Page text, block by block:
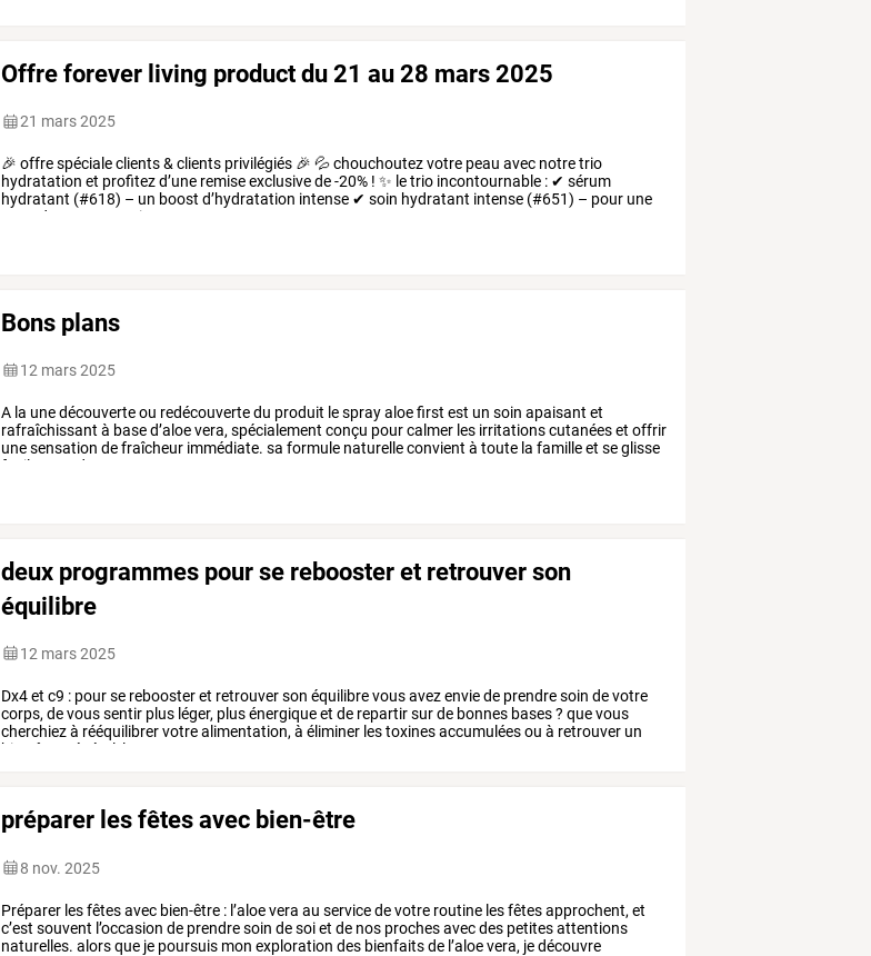
Offre forever living product du 21 au 28 mars 2025
21 mars 2025
🎉 offrespécialeclients& clients privilégiés 🎉 💦chouchoutezvotre peau avec notretrio
hydratation et profitezd’une remiseexclusivede-20% ! ✨ letrio incontournable : ✔ sérum
hydratant (#618) – un boost d’hydratation intense ✔ soin hydratant intense (#651) – pour une
douce nourrie
Bons plans
12 mars 2025
A la unedécouverteou redécouvertedu produit lesprayaloefirst est un soin apaisant et
rafraîchissant à based’aloevera, spécialement conçu pourcalmer les irritationscutanéeset offrir
unesensation defraîcheur immédiate. sa formule naturelleconvient à toute la familleet seglisse
facilement
dans
deux programmes pour se rebooster et retrouver son
équilibre
12 mars 2025
Dx4et c9 : pourse reboosteret retrouverson équilibrevousavezenviede prendresoin devotre
corps, devoussentir plus léger, plusénergiqueet de repartirsurde bonnes bases? quevous
cherchiezà rééquilibrervotrealimentation, à éliminer lestoxinesaccumuléesou à retrouver un
bien-être
général, les
préparer les fêtes avec bien-être
8 nov. 2025
Préparer lesfêtesavec bien-être : l’aloevera au servicedevotre routine lesfêtesapprochent, et
c’est souvent l’occasion de prendresoin desoiet de nos prochesavecdes petitesattentions
naturelles. alorsque je poursuis mon exploration des bienfaitsde l’aloevera, jedécouvre